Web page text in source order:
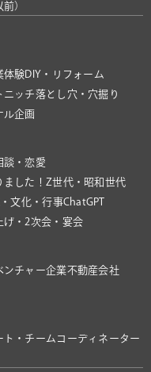
）
体験 DIY・リフォーム
ニッチ落とし穴・穴掘り
ル企画
談・恋愛
ました！ Z世代・昭和世代
文化・行事ChatGPT
げ・2次会・宴会
ンチャー企業不動産会社
ト・チーム コーディネーター